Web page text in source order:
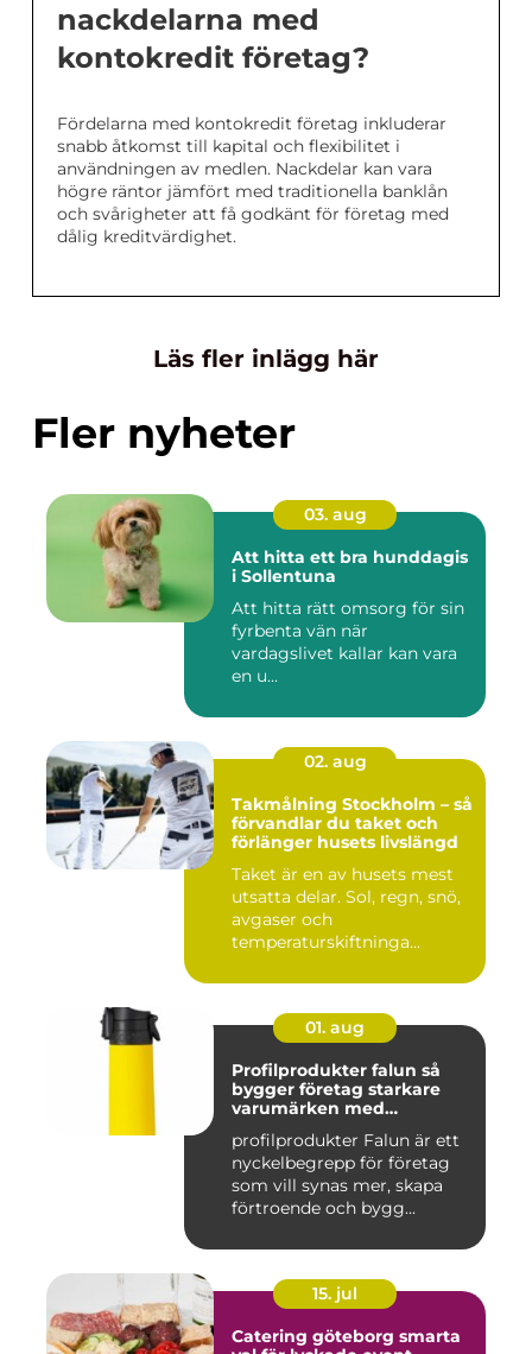
nackdelarna med
kontokredit företag?
Fördelarna med kontokredit företag inkluderar
snabb åtkomst till kapital och flexibilitet i
användningen av medlen. Nackdelar kan vara
högre räntor jämfört med traditionella banklån
och svårigheter att få godkänt för företag med
dålig kreditvärdighet.
Läs fler inlägg här
Fler nyheter
03. aug
Att hitta ett bra hunddagis
i Sollentuna
Att hitta rätt omsorg för sin
fyrbenta vän när
vardagslivet kallar kan vara
en u...
02. aug
Takmålning Stockholm – så
förvandlar du taket och
förlänger husets livslängd
Taket är en av husets mest
utsatta delar. Sol, regn, snö,
avgaser och
temperaturskiftninga...
01. aug
Profilprodukter falun så
bygger företag starkare
varumärken med
profilprodukter Falun är ett
nyckelbegrepp för företag
som vill synas mer, skapa
förtroende och bygg...
15. jul
Catering göteborg smarta